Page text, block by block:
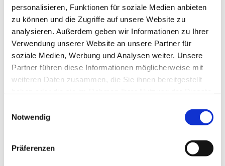
personalisieren, Funktionen für soziale Medien anbieten
zu können und die Zugriffe auf unsere Website zu
analysieren. Außerdem geben wir Informationen zu Ihrer
Verwendung unserer Website an unsere Partner für
soziale Medien, Werbung und Analysen weiter. Unsere
Partner führen diese Informationen möglicherweise mit
weiteren Daten zusammen, die Sie ihnen bereitgestellt
Notwendig
Präferenzen